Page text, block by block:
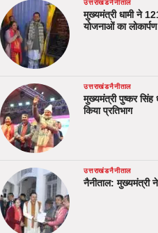
उत्तराखंडनैनीताल
मुख्यमंत्री धामी ने
योजनाओं का
उत्तराखंडनैनीताल
मुख्यमंत्री पुष्कर सिंह
किया प्रतिभाग
उत्तराखंडनैनीताल
नैनीताल: मुख्यमंत्री